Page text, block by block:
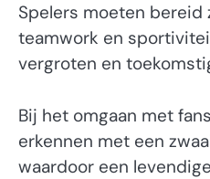
Spelers moeten bereid
teamwork en
vergroten en
Bij het omgaan met
erkennen met een
waardoor een